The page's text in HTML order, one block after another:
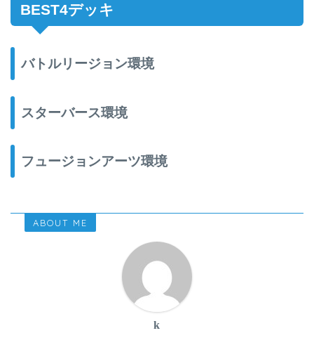
BEST4デッキ
バトルリージョン環境
スターバース環境
フュージョンアーツ環境
ABOUT ME
k